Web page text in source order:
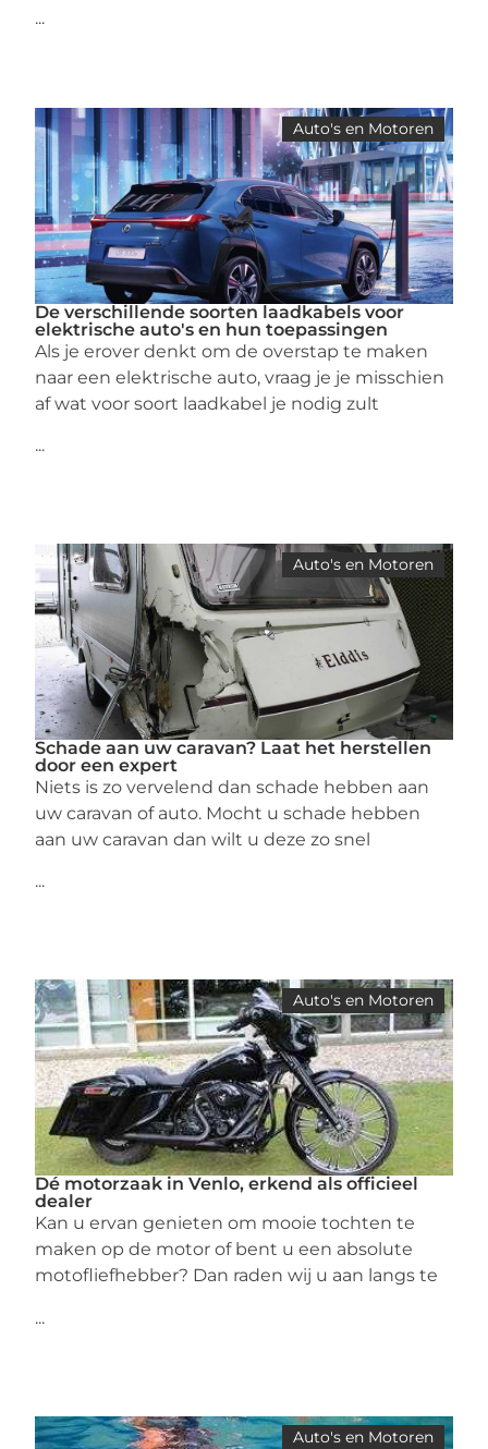
...
Auto's en Motoren
De verschillende soorten laadkabels voor
elektrische auto's en hun toepassingen
Als je erover denkt om de overstap te maken
naar een elektrische auto, vraag je je misschien
af wat voor soort laadkabel je nodig zult
...
Auto's en Motoren
Schade aan uw caravan? Laat het herstellen
door een expert
Niets is zo vervelend dan schade hebben aan
uw caravan of auto. Mocht u schade hebben
aan uw caravan dan wilt u deze zo snel
...
Auto's en Motoren
Dé motorzaak in Venlo, erkend als officieel
dealer
Kan u ervan genieten om mooie tochten te
maken op de motor of bent u een absolute
motofliefhebber? Dan raden wij u aan langs te
...
Auto's en Motoren